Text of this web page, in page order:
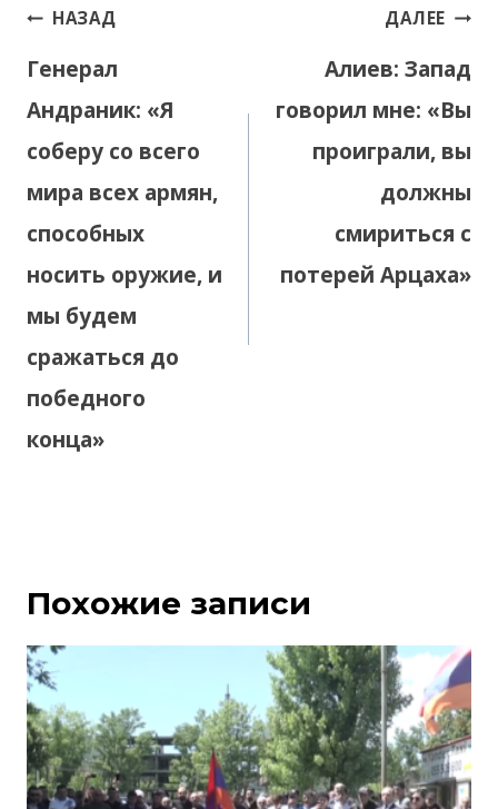
Навигация
записям
НАЗАД
Генерал
Андраник: «Я
соберу со всего
мира всех армян,
способных
носить оружие, и
мы будем
сражаться до
победного
конца»
ДАЛЕЕ
Алиев: Запад
говорил мне: «Вы
проиграли, вы
должны
смириться с
потерей Арцаха»
Похожие записи